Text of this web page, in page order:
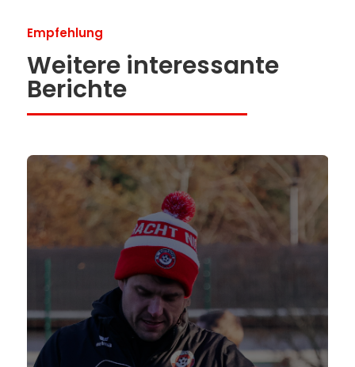
Empfehlung
Weitere interessante
Berichte